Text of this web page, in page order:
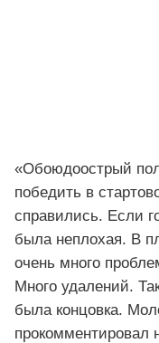
«Обоюдоострый
победить в
справились. Если
была неплохая. В
очень много
Много удалений.
была концовка.
прокомментировал